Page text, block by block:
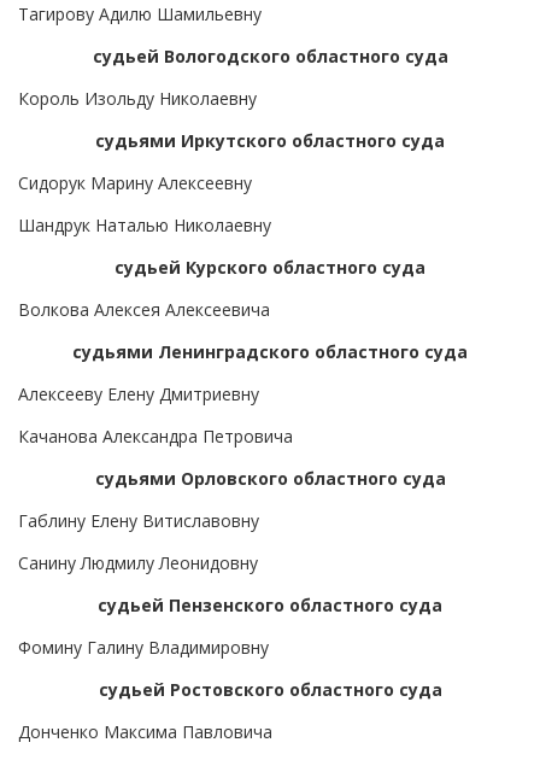
Тагирову Адилю Шамильевну
судьей Вологодского областного суда
Король Изольду Николаевну
судьями Иркутского областного суда
Сидорук Марину Алексеевну
Шандрук Наталью Николаевну
судьей Курского областного суда
Волкова Алексея Алексеевича
судьями Ленинградского областного суда
Алексееву Елену Дмитриевну
Качанова Александра Петровича
судьями Орловского областного суда
Габлину Елену Витиславовну
Санину Людмилу Леонидовну
судьей Пензенского областного суда
Фомину Галину Владимировну
судьей Ростовского областного суда
Донченко Максима Павловича